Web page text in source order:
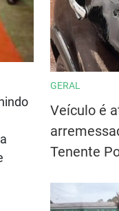
GERAL
Veículo é
Tenente